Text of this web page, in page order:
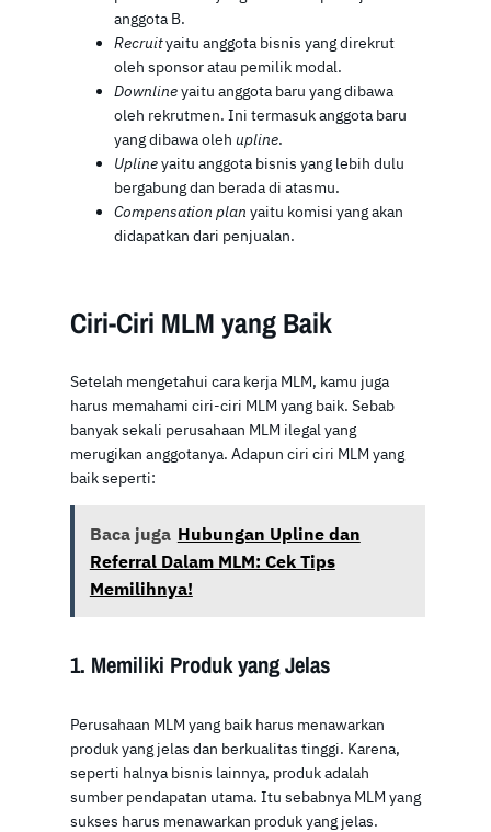
anggota B.
Recruityaitu anggota bisnis yang direkrut
oleh sponsor atau pemilik modal.
Downlineyaitu anggota baru yang dibawa
oleh rekrutmen. Ini termasuk anggota baru
yang dibawa oleh upline.
Uplineyaitu anggota bisnis yang lebih dulu
bergabung dan berada di atasmu.
Compensation plan yaitu komisi yang akan
didapatkan dari penjualan.
Ciri-Ciri MLM yang Baik
Setelah mengetahui cara kerja MLM, kamu juga
harus memahami ciri-ciri MLM yang baik. Sebab
banyak sekali perusahaan MLM ilegal yang
merugikan anggotanya. Adapun ciri ciri MLM yang
baik seperti:
Baca juga Hubungan Upline dan
Referral Dalam MLM: Cek Tips
Memilihnya!
1. Memiliki Produk yang Jelas
Perusahaan MLM yang baik harus menawarkan
produk yang jelas dan berkualitas tinggi. Karena,
seperti halnya bisnis lainnya, produk adalah
sumber pendapatan utama. Itu sebabnya MLM yang
sukses harus menawarkan produk yang jelas.